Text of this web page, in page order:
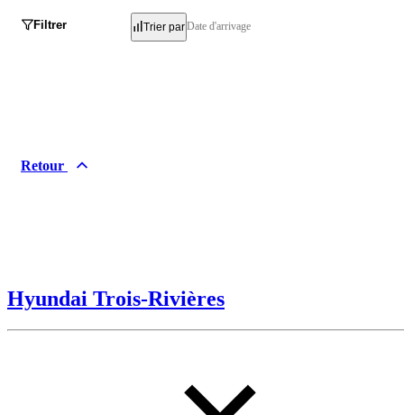
Filtrer Trier parDate d'arrivage
Retour
Hyundai Trois-Rivières